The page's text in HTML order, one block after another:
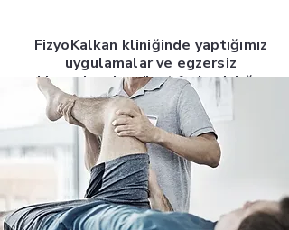
FizyoKalkan kliniğinde yaptığımız
uygulamalar ve egzersiz
yaklaşımlarıyla vücut farkındalığınızı
yükseltmeyi , hareket kabiliyetinizi
artırmayı hedefliyoruz.
Ağrısız Bir Hayat Mümkün !